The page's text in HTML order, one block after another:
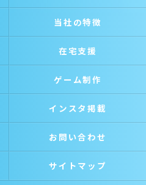
当社の特徴
在宅支援
ゲーム制作
インスタ掲載
お問い合わせ
サイトマップ